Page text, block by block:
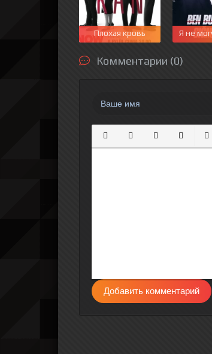
Плохая кровь Я не
Комментарии (0)
Полужирный
КурсивПодчеркнутый
Добавить комментарий